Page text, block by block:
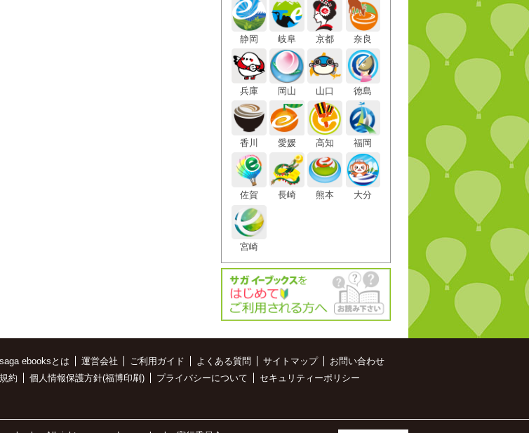
静岡 岐阜 京都 奈良
兵庫 岡山 山口 徳島
香川 愛媛 高知 福岡
佐賀 長崎 熊本 大分
宮崎
saga ebooksとは 運営会社 ご利用ガイド よくある質問 サイトマップ
お問い合わせ
約 個人情報保護方針(福博印刷) プライバシーについて
セキュリティーポリシー